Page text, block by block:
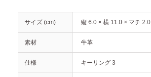
サイズ (cm) 縦 6.0 × 横 11.0 × マチ 2.0
素材 牛革
仕様 キーリング 3